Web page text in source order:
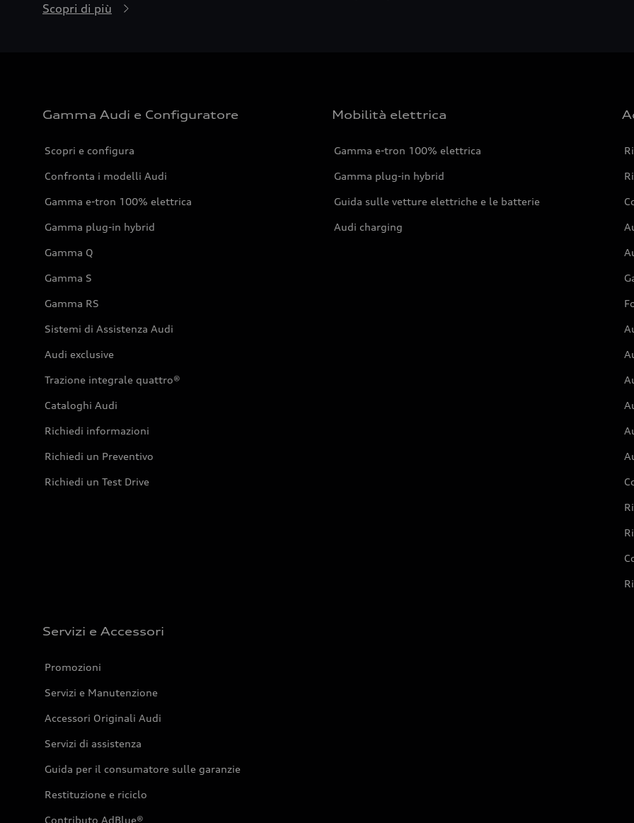
Scopri di più
Gamma Audi e Configuratore
Scopri e configura
Confronta i modelli Audi
Gamma e-tron 100% elettrica
Gamma plug-in hybrid
Gamma Q
Gamma S
Gamma RS
Sistemi di Assistenza Audi
Audi exclusive
Trazione integrale quattro®
Cataloghi Audi
Richiedi informazioni
Richiedi un Preventivo
Richiedi un Test Drive
Mobilità elettrica
Gamma e-tron 100% elettrica
Gamma plug-in hybrid
Guida sulle vetture elettriche e le batterie
Audi charging
Servizi e Accessori
Promozioni
Servizi e Manutenzione
Accessori Originali Audi
Servizi di assistenza
Guida per il consumatore sulle garanzie
Restituzione e riciclo
Contributo AdBlue®